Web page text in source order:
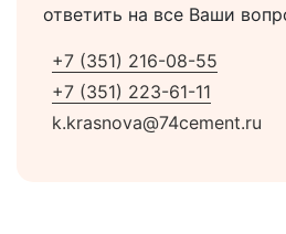
ответить на все Ваши
+7 (351) 216-08-55
+7 (351) 223-61-11
k.krasnova@74cement.ru